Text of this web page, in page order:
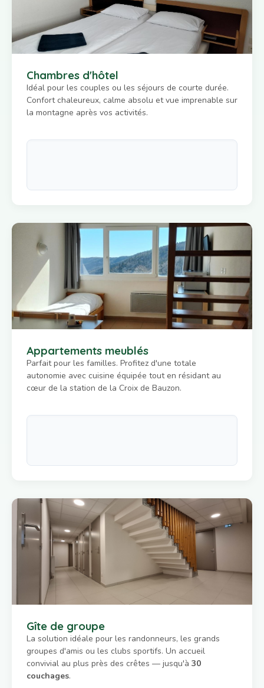
Chambres d'hôtel
Idéal pour les couples ou les séjours de courte durée.
Confort chaleureux, calme absolu et vue imprenable sur
la montagne après vos activités.
Appartements meublés
Parfait pour les familles. Profitez d'une totale
autonomie avec cuisine équipée tout en résidant au
cœur de la station de la Croix de Bauzon.
Gîte de groupe
La solution idéale pour les randonneurs, les grands
groupes d'amis ou les clubs sportifs. Un accueil
convivial au plus près des crêtes — jusqu'à 30
couchages.